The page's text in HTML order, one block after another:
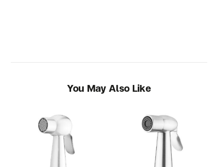
You May Also Like